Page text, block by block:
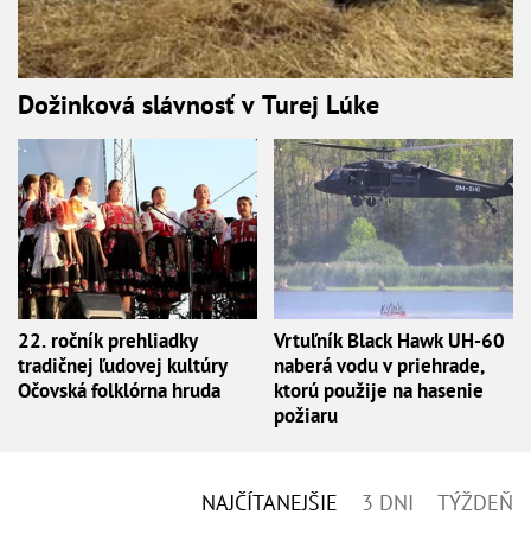
Dožinková slávnosť v Turej Lúke
22. ročník prehliadky
tradičnej ľudovej kultúry
Očovská folklórna hruda
Vrtuľník Black Hawk UH-60
naberá vodu v priehrade,
ktorú použije na hasenie
požiaru
NAJČÍTANEJŠIE 3 DNI TÝŽDEŇ